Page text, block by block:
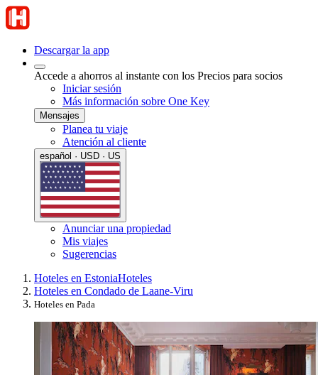
Descargar la app
Accede a ahorros al instante con los Precios para socios
Iniciar sesión
Más información sobre One Key
Mensajes
Planea tu viaje
Atención al cliente
español · USD · US
Anunciar una propiedad
Mis viajes
Sugerencias
Hoteles en EstoniaHoteles
Hoteles en Condado de Laane-Viru
Hoteles en Pada